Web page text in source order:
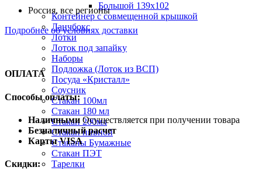
Большой 139х102
Контейнер с совмещенной крышкой
Ланчбокс
Лотки
Лоток под запайку
Наборы
Подложка (Лоток из ВСП)
Посуда «Кристалл»
Соусник
Стакан 100мл
Стакан 180 мл
Стакан 200мл
Стакан пивной
Стаканы Бумажные
Стакан ПЭТ
Тарелки
Россия, все регионы
Подробнее об условиях доставки
ОПЛАТА
Способы оплаты:
Наличными Осуществляется при получении товара
Безналичный расчет
Карты VISA
Скидки: